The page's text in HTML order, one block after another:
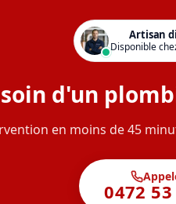
Artisan
Disponible
d'un
en moins de 45
0472